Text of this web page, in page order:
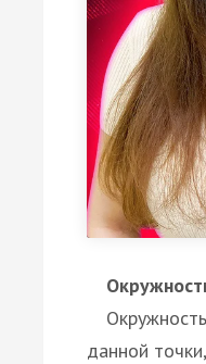
данной